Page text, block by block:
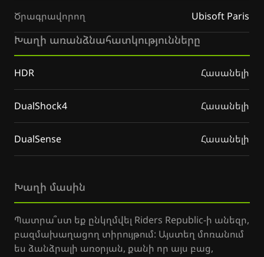
Խաղի մասին
Պատրա՞ստ եք ընկղմվել Riders Republic-ի անեզր,
բազմախաղացող տիրույթում: Այստեղ մոռանում
ես ձանձրալի առօրյան, քանի որ այս բաց,
Ծրագրավորող Ubisoft Paris
Խաղի առանձնահատկությունները
HDR Հասանելի
DualShock4 Հասանելի
DualSense Հասանելի